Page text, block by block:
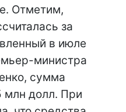
Отметим,
за
в июле
министра
сумма
млн долл. При